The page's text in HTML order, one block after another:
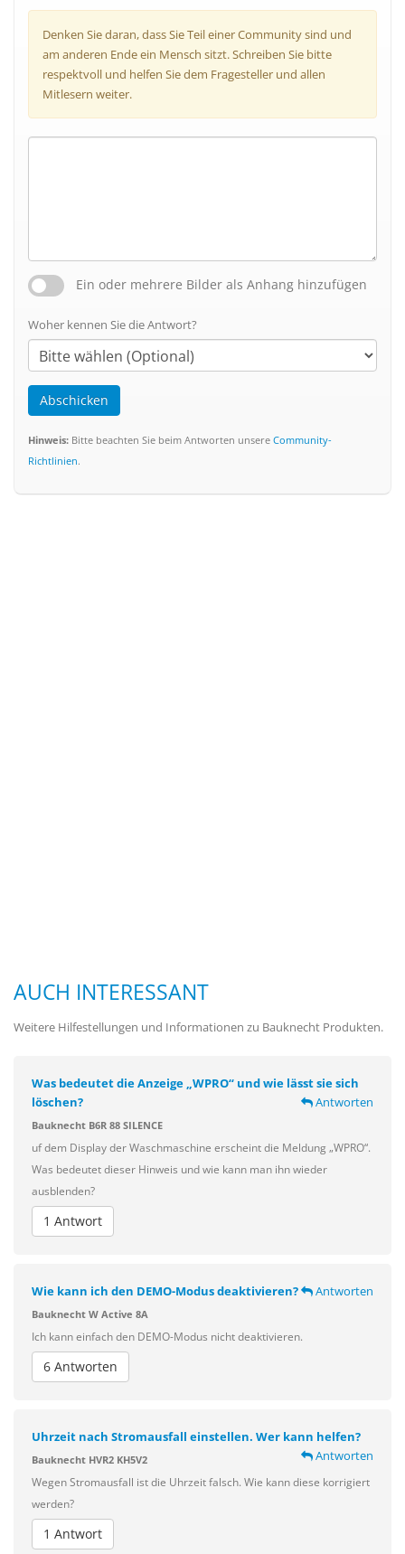
Denken Sie daran, dass Sie Teil einer Community sind und
am anderen Ende ein Mensch sitzt. Schreiben Sie bitte
respektvoll und helfen Sie dem Fragesteller und allen
Mitlesern weiter.
Ein oder mehrere Bilder als Anhang hinzufügen
Woher kennen Sie die Antwort?
Abschicken
Hinweis: Bitte beachten Sie beim Antworten unsere Community-
Richtlinien.
AUCH INTERESSANT
Weitere Hilfestellungen und Informationen zu Bauknecht Produkten.
Was bedeutet die Anzeige „WPRO“ und wie lässt sie sich
löschen?
Antworten
Bauknecht B6R 88 SILENCE
uf dem Display der Waschmaschine erscheint die Meldung „WPRO“.
Was bedeutet dieser Hinweis und wie kann man ihn wieder
ausblenden?
1 Antwort
Wie kann ich den DEMO-Modus deaktivieren? Antworten
Bauknecht W Active 8A
Ich kann einfach den DEMO-Modus nicht deaktivieren.
6 Antworten
Uhrzeit nach Stromausfall einstellen. Wer kann helfen?
Antworten
Bauknecht HVR2 KH5V2
Wegen Stromausfall ist die Uhrzeit falsch. Wie kann diese korrigiert
werden?
1 Antwort